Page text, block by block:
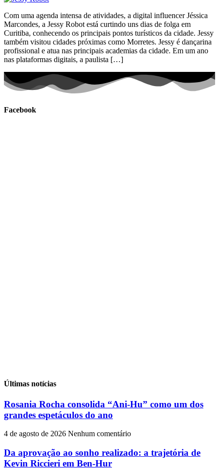
Com uma agenda intensa de atividades, a digital influencer Jéssica
Marcondes, a Jessy Robot está curtindo uns dias de folga em
Curitiba, conhecendo os principais pontos turísticos da cidade. Jessy
também visitou cidades próximas como Morretes. Jessy é dançarina
profissional e atua nas principais academias da cidade. Em um ano
nas plataformas digitais, a paulista […]
Facebook
Últimas notícias
Rosania Rocha consolida “Ani-Hu” como um dos
grandes espetáculos do ano
4 de agosto de 2026 Nenhum comentário
Da aprovação ao sonho realizado: a trajetória de
Kevin Riccieri em Ben-Hur